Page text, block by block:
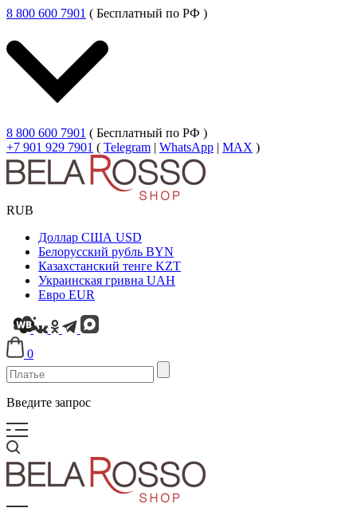
8 800 600 7901 ( Бесплатный по РФ )
8 800 600 7901 ( Бесплатный по РФ )
+7 901 929 7901 ( Telegram | WhatsApp | MAX )
RUB
Доллар США USD
Белорусский рубль BYN
Казахстанский тенге KZT
Украинская гривна UAH
Евро EUR
0
Введите запрос